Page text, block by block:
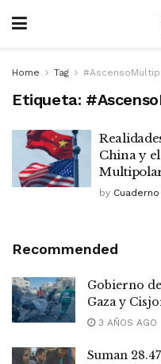
Home Tag
Etiqueta:
China y
by
Recommended
Gobierno
Gaza y
3 AÑOS AGO
Suman